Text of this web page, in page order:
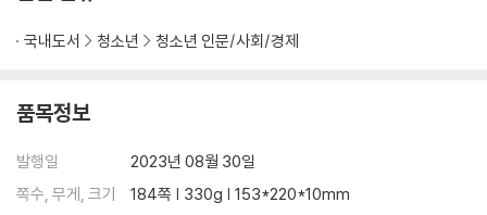
국내도서 청소년 청소년 인문/사회/경제
품목정보
발행일
2023년 08월 30일
쪽수, 무게, 크기
184쪽 | 330g | 153*220*10mm